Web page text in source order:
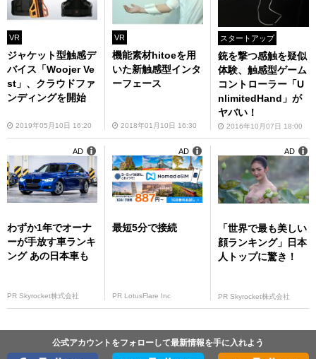
VR
ジャケット型触感デ
バイス「Woojer Ve
st」、クラウドファ
ンディングを開始
2019年05月10日 16:20
VR
機能素材hitoeを用
いた新触感型インタ
ーフェース
2018年01月10日 16:30
スタートアップ
銃を撃つ感触を疑似
体験、触感型ゲーム
コントローラー「U
nlimitedHand」が
ヤバい！
2016年10月07日 18:00
わずか1年でオーナ
ーが手放す車ランキ
ング あの日本車も
PR Skyrocket株式会社
AD
最短5分で接続
PR LotusFlare Inc
AD
「世界で最も美しい
顔ランキング」日本
人トップに驚き！
PR Skyrocket株式会社
AD
公式アカウントをフォローして最新情報を手に入れよう